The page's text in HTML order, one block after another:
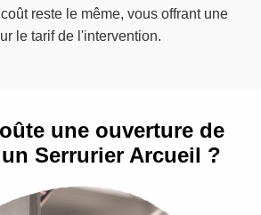
reste le même, vous offrant une
le tarif de l'intervention.
une ouverture de
Serrurier Arcueil ?